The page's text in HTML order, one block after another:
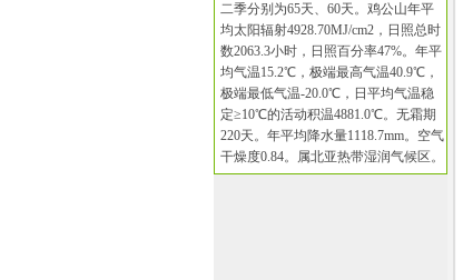
二季分别为65天、60天。鸡公山年平
均太阳辐射4928.70MJ/cm2，日照总时
数2063.3小时，日照百分率47%。年平
均气温15.2℃，极端最高气温40.9℃，
极端最低气温-20.0℃，日平均气温稳
定≥10℃的活动积温4881.0℃。无霜期
220天。年平均降水量1118.7mm。空气
干燥度0.84。属北亚热带湿润气候区。